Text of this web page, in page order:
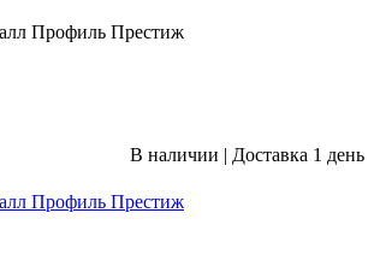
Профиль Престиж
В наличии | Доставка 1 день
Профиль Престиж